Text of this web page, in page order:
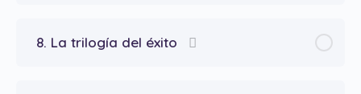
8. La trilogía del éxito